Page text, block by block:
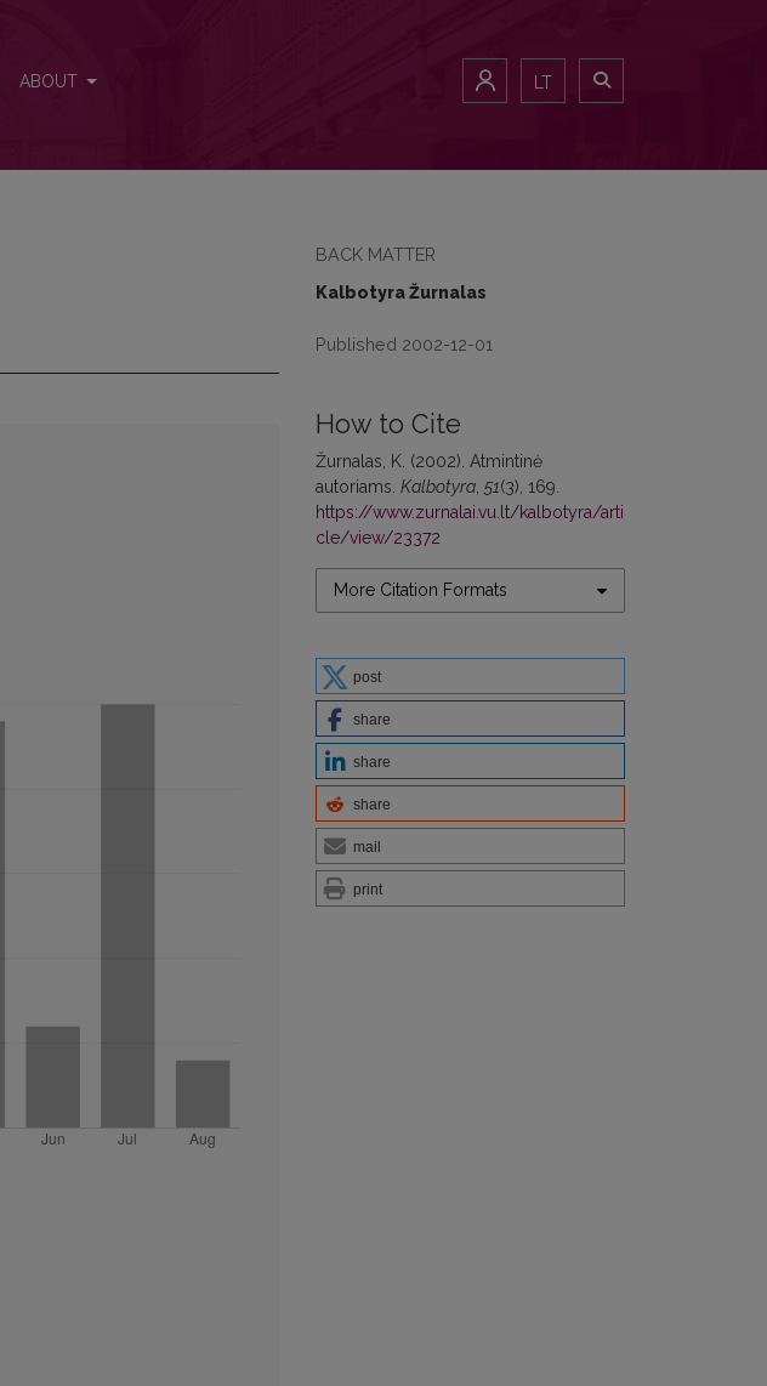
ABOUT LT
BACK MATTER
Kalbotyra Žurnalas
Published 2002-12-01
How to Cite
Žurnalas, K. (2002). Atmintinė
autoriams. Kalbotyra 51(3), 169.
https://www.zurnalai.vu.lt/kalbotyra/arti
cle/view/23372
More Citation Formats
post
share
share
share
mail
print